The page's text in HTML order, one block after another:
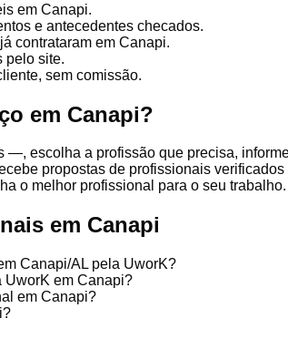
em Canapi.
e antecedentes checados.
contrataram em Canapi.
pelo site.
sem comissão.
em Canapi?
escolha a profissão que precisa,
propostas de profissionais
o melhor profissional para o seu trabalho.
em Canapi
Canapi/AL pela UworK?
UworK em Canapi?
em Canapi?